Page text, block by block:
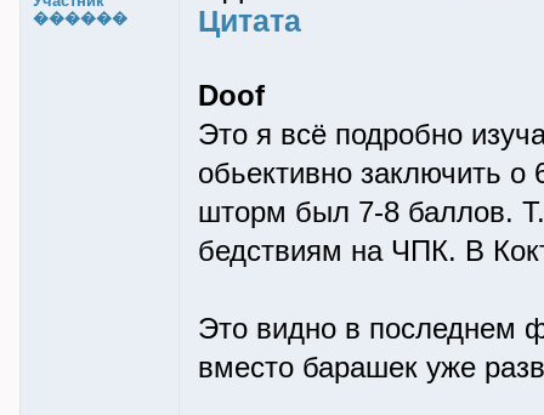
������
Цитата
Doof
Это я всё подробно
обьективно заключить
шторм был 7-8 баллов. Т.
бедствиям на ЧПК. В
Это видно в последнем
вместо барашек уже